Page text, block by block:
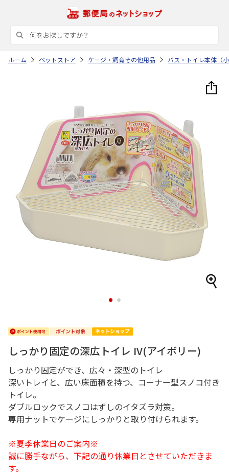
ホーム ペットストア ケージ・飼育その他用品 バス・トイレ本体（
1 2
しっかり固定の深広トイレ IV(アイボリー)
しっかり固定ができ、広々・深型のトイレ
深いトレイと、広い床面積を持つ、コーナー型スノコ付き
トイレ。
ダブルロックでスノコはずしのイタズラ対策。
専用ナットでケージにしっかりと取り付けられます。
※夏季休業日のご案内※
誠に勝手ながら、下記の通り休業日とさせていただきま
す。